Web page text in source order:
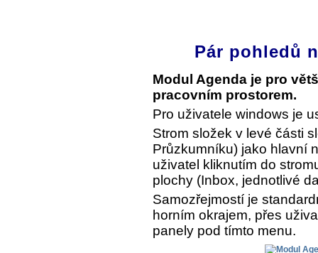
Pár pohledů
Modul Agenda je pro
pracovním prostorem.
Pro uživatele windows je
Strom složek v levé části
Průzkumníku) jako hlavní
uživatel kliknutím do
plochy (Inbox, jednotlivé
Samozřejmostí je
horním okrajem, přes
panely pod tímto menu.